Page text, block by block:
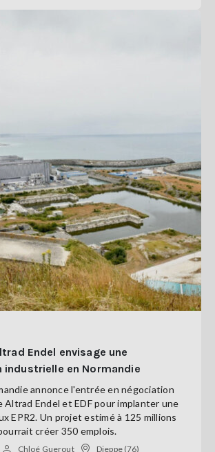
Endel envisage une
en Normandie
annonce l'entrée en négociation
Altrad Endel et EDF pour implanter une
EPR2. Un projet estimé à 125 millions
créer 350 emplois.
Chloé Guerout Dieppe (76)